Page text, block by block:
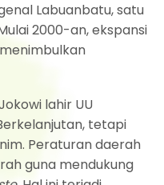
Labuanbatu, satu
2000-an, ekspansi
lahir UU
tetapi
Peraturan daerah
guna mendukung